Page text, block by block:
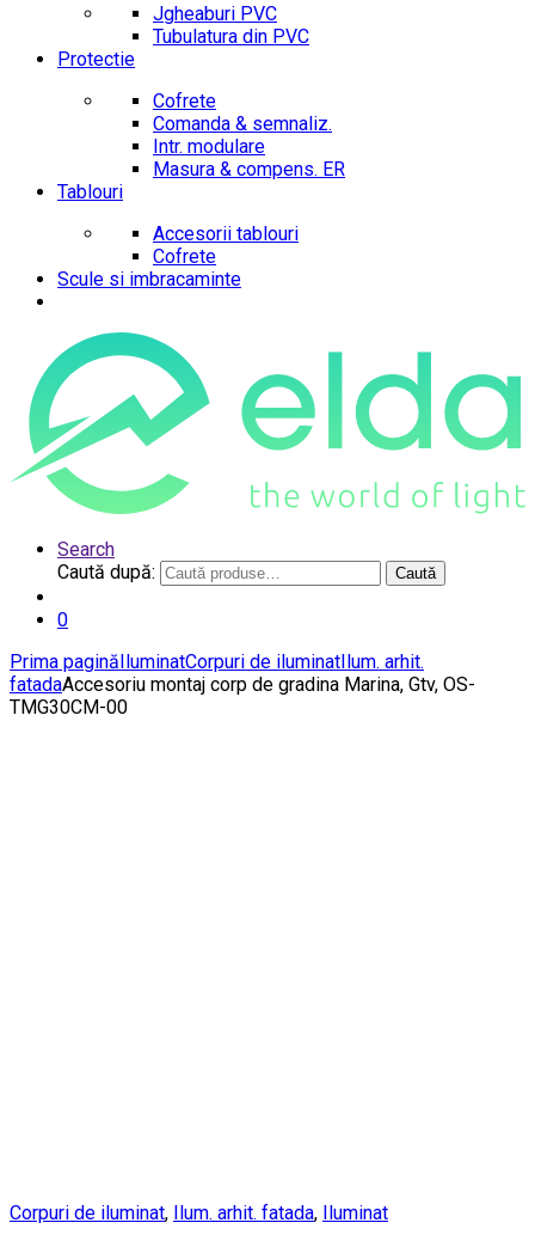
Jgheaburi PVC
Tubulatura din PVC
Protectie
Cofrete
Comanda & semnaliz.
Intr. modulare
Masura & compens. ER
Tablouri
Accesorii tablouri
Cofrete
Scule si imbracaminte
Search
Caută după:
Caută
0
Prima paginăIluminatCorpuri de iluminatIlum. arhit.
fatadaAccesoriu montaj corp de gradina Marina, Gtv, OS-
TMG30CM-00
Corpuri de iluminat, Ilum. arhit. fatada, Iluminat